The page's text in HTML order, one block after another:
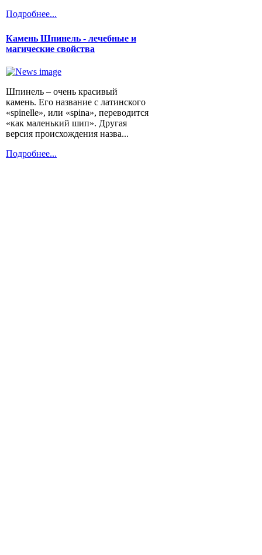
Подробнее...
Камень Шпинель - лечебные и
магические свойства
Шпинель – очень красивый
камень. Его название с латинского
«spinelle», или «spina», переводится
«как маленький шип». Другая
версия происхождения назва...
Подробнее...